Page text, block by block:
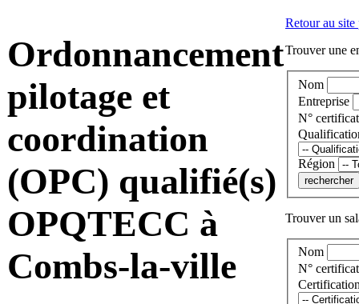
Ordonnancement
pilotage et
coordination
(OPC) qualifié(s)
OPQTECC à
Combs-la-ville
Retour au
Trouver une
Nom
Entreprise
N° certificat
Région
Trouver un
Nom
N° certificat